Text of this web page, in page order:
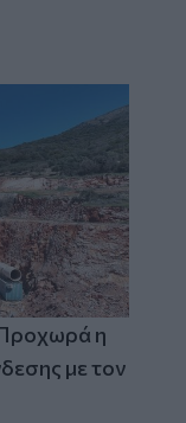
η
με τον